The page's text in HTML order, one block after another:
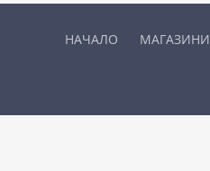
НАЧАЛО МАГАЗИНИ